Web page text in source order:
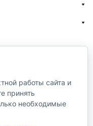
работы сайта и
принять
необходимые